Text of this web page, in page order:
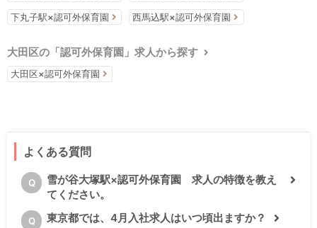
下丸子駅×認可外保育園 西馬込駅×認可外保育園
大田区の「認可外保育園」求人から探す
大田区×認可外保育園
よくある質問
Q
雪が谷大塚駅×認可外保育園 求人の特徴を教え
てください。
Q 東京都では、4月入社求人はいつ頃出ますか？